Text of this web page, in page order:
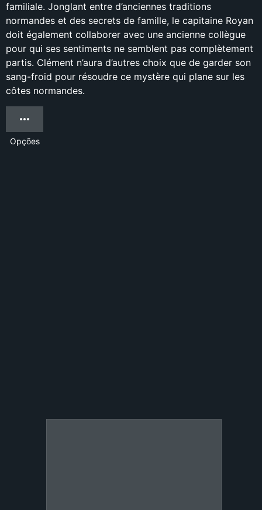
familiale. Jonglant entre d’anciennes traditions
normandes et des secrets de famille, le capitaine Royan
doit également collaborer avec une ancienne collègue
pour qui ses sentiments ne semblent pas complètement
partis. Clément n’aura d’autres choix que de garder son
sang-froid pour résoudre ce mystère qui plane sur les
côtes normandes.
Opções